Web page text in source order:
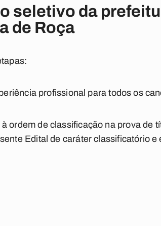
seletivo da
de Roça
profissional para todos os
ordem de classificação na prova de
Edital de caráter classificatório e